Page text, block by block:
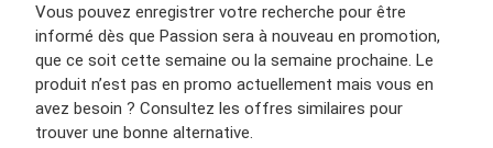
Vous pouvez enregistrer votre recherche pour être
informé dès que Passion sera à nouveau en promotion,
que ce soit cette semaine ou la semaine prochaine. Le
produit n’est pas en promo actuellement mais vous en
avez besoin ? Consultez les offres similaires pour
trouver une bonne alternative.